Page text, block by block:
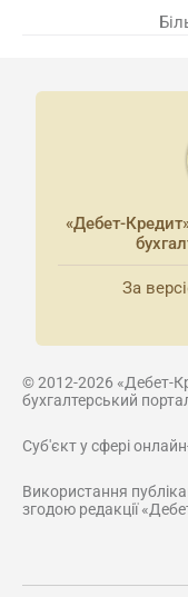
«Дебет-
За
© 2012-2026 «Дебет-
бухгалтерський
Суб'єкт у сфері
Використання
згодою редакції